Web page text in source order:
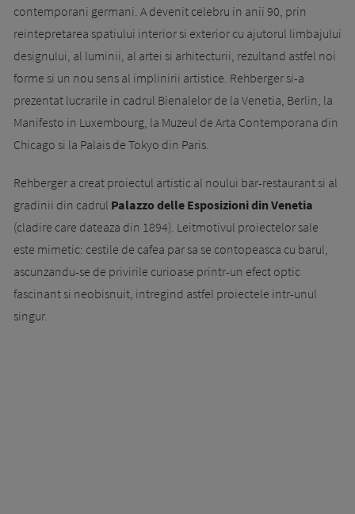
contemporani germani. A devenit celebru in anii 90, prin
reintepretarea spatiului interior si exterior cu ajutorul limbajului
designului, al luminii, al artei si arhitecturii, rezultand astfel noi
forme si un nou sens al implinirii artistice. Rehberger si-a
prezentat lucrarile in cadrul Bienalelor de la Venetia, Berlin, la
Manifesto in Luxembourg, la Muzeul de Arta Contemporana din
Chicago si la Palais de Tokyo din Paris.
Rehberger a creat proiectul artistic al noului bar-restaurant si al
gradinii din cadrul Palazzo delle Esposizioni din Venetia
(cladire care dateaza din 1894). Leitmotivul proiectelor sale
este mimetic: cestile de cafea par sa se contopeasca cu barul,
ascunzandu-se de privirile curioase printr-un efect optic
fascinant si neobisnuit, intregind astfel proiectele intr-unul
singur.